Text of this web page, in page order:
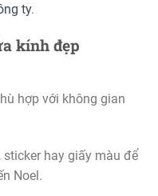
ty.
kính đẹp
hợp với không gian
hay giấy màu để
Noel.